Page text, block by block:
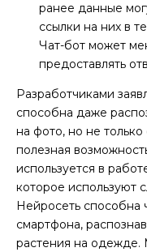
ранее данные
ссылки на них в
Чат-бот может
предоставлять
Разработчиками
способна даже
на фото, но не
полезная
используется в
которое используют
Нейросеть способна
смартфона,
растения на одежде.